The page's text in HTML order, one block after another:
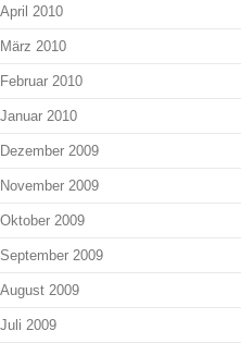
April 2010
März 2010
Februar 2010
Januar 2010
Dezember 2009
November 2009
Oktober 2009
September 2009
August 2009
Juli 2009